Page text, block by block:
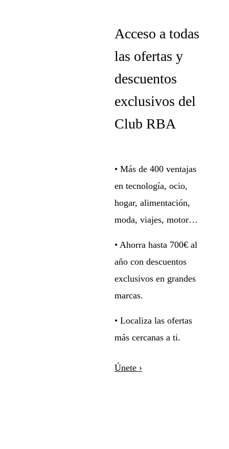
Acceso a todas
las ofertas y
descuentos
exclusivos del
Club RBA
• Más de 400 ventajas
en tecnología, ocio,
hogar, alimentación,
moda, viajes, motor…
• Ahorra hasta 700€ al
año con descuentos
exclusivos en grandes
marcas.
• Localiza las ofertas
más cercanas a ti.
Únete ›